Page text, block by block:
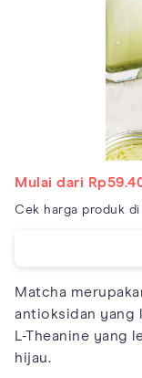
Mulai dari
Cek harga produk di
Matcha
antioksidan yang
L-Theanine yang
hijau.